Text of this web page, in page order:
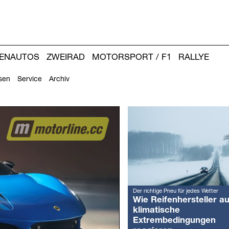
Service Archiv
ZWEIRAD MOTORSPORT / F1 RALLYE
Der richtige Pneu für jedes Wetter
Wie Reifenhersteller
klimatische
Extrembedingungen